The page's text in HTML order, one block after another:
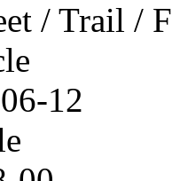
/ Trail /
12